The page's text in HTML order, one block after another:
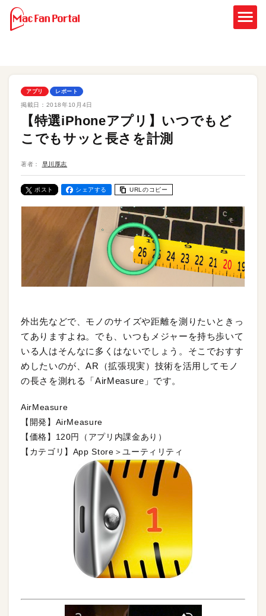
アプリ レポート
掲載日： 2018年10月4日
【特選iPhoneアプリ】いつでもど
こでもサッと長さを計測
著者： 早川厚志
ポスト シェアする URLのコピー
外出先などで、モノのサイズや距離を測りたいときっ
てありますよね。でも、いつもメジャーを持ち歩いて
いる人はそんなに多くはないでしょう。そこでおすす
めしたいのが、AR（拡張現実）技術を活用してモノ
の長さを測れる「AirMeasure」です。
AirMeasure
【開発】AirMeasure
【価格】120円（アプリ内課金あり）
【カテゴリ】App Store＞ユーティリティ